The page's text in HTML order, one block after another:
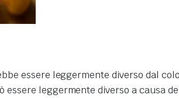
essere leggermente diverso dal
leggermente diverso a causa